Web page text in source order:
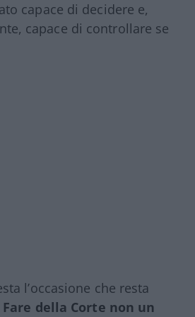
capace di decidere e,
capace di controllare se
l’occasione che resta
Fare della Corte non un